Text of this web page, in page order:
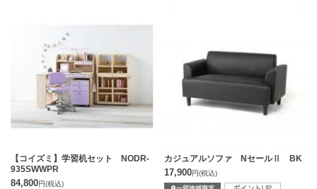
【コイズミ】学習机セット NODR-
935SWWPR
84,800円(税込)
カジュアルソファ NセールⅡ BK
17,900円(税込)